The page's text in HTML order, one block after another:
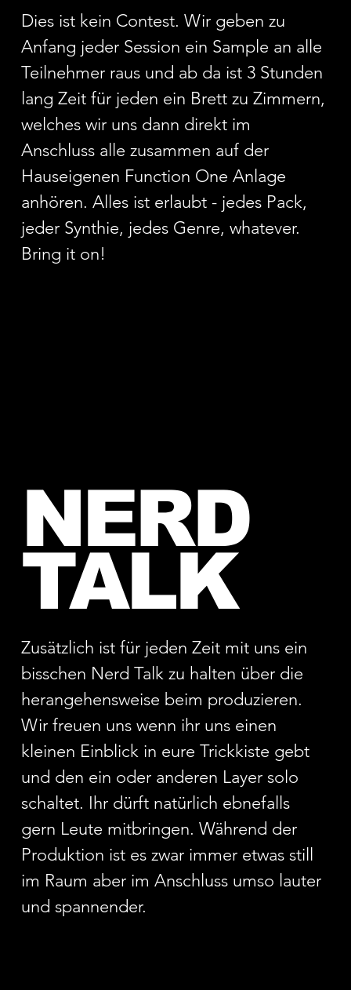
Dies ist kein Contest. Wir geben zu
Anfang jeder Session ein Sample an alle
Teilnehmer raus und ab da ist 3 Stunden
lang Zeit für jeden ein Brett zu Zimmern,
welches wir uns dann direkt im
Anschluss alle zusammen auf der
Hauseigenen Function One Anlage
anhören. Alles ist erlaubt - jedes Pack,
jeder Synthie, jedes Genre, whatever.
Bring it on!
NERD
TALK
Zusätzlich ist für jeden Zeit mit uns ein
bisschen Nerd Talk zu halten über die
herangehensweise beim produzieren.
Wir freuen uns wenn ihr uns einen
kleinen Einblick in eure Trickkiste gebt
und den ein oder anderen Layer solo
schaltet. Ihr dürft natürlich ebnefalls
gern Leute mitbringen. Während der
Produktion ist es zwar immer etwas still
im Raum aber im Anschluss umso lauter
und spannender.